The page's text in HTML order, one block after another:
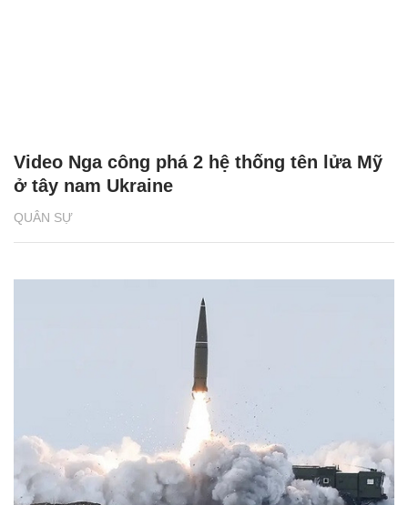
QUÂN SỰ
Video Nga công phá 2 hệ thống tên lửa Mỹ
ở tây nam Ukraine